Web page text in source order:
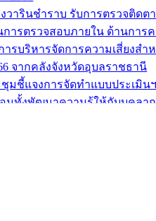
งวารินชำราบ รับการตรวจติดต
การตรวจสอบภายใน ด้านการ
ารบริหารจัดการความเสี่ยงสำ
จากคลังจังหวัดอุบลราชธานี
ชุมชี้แจงการจัดทำแบบประเมิน
มทั้งพัฒนาความรู้ให้กับบุคลาก